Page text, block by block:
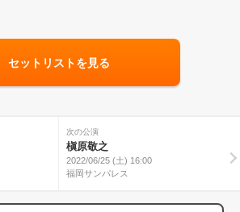
セットリストを見る
次の公演
槇原敬之
2022/06/25 (土) 16:00
福岡サンパレス